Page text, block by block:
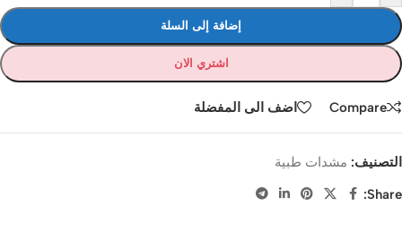
إضافة إلى السلة
اشتري الان
Compare اضف الى المفضلة
التصنيف: مشدات طبية
Share: